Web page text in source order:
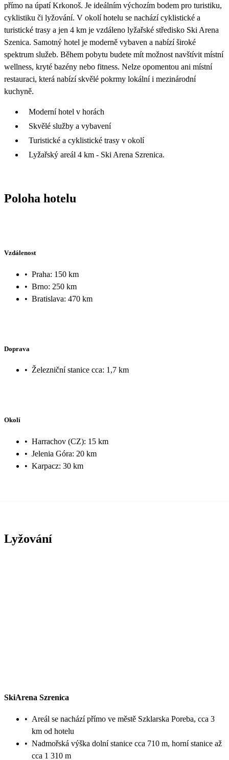
přímo na úpatí Krkonoš. Je ideálním výchozím bodem pro turistiku,
cyklistiku či lyžování. V okolí hotelu se nachází cyklistické a
turistické trasy a jen 4 km je vzdáleno lyžařské středisko Ski Arena
Szenica. Samotný hotel je moderně vybaven a nabízí široké
spektrum služeb. Během pobytu budete mít možnost navštívit místní
wellness, kryté bazény nebo fitness. Nelze opomentou ani místní
restauraci, která nabízí skvělé pokrmy lokální i mezinárodní
kuchyně.
Moderní hotel v horách
Skvělé služby a vybavení
Turistické a cyklistické trasy v okolí
Lyžařský areál 4 km - Ski Arena Szrenica.
Poloha hotelu
Vzdálenost
• Praha: 150 km
• Brno: 250 km
• Bratislava: 470 km
Doprava
• Železniční stanice cca: 1,7 km
Okolí
• Harrachov (CZ): 15 km
• Jelenia Góra: 20 km
• Karpacz: 30 km
Lyžování
SkiArena Szrenica
• Areál se nachází přímo ve městě Szklarska Poreba, cca 3
km od hotelu
• Nadmořská výška dolní stanice cca 710 m, horní stanice až
cca 1 310 m